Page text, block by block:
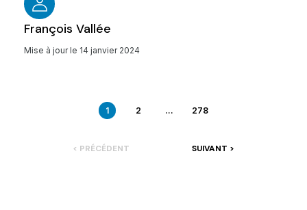
François Vallée
Mise à jour le 14 janvier 2024
1 2 ... 278
< PRÉCÉDENT SUIVANT >